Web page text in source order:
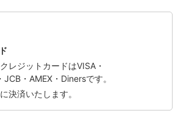
レジットカードはVISA・
・AMEX・Dinersです。
決済いたします。